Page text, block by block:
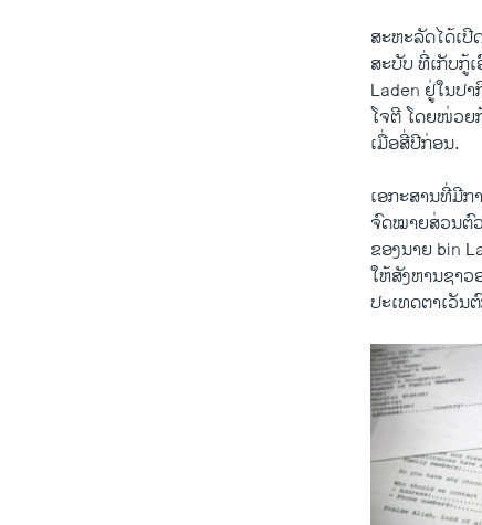
ສະຫະລັດ​ໄດ້​ເ
ສະບັບ ທີ່​ເກັບ​ກູ້​
Laden ຢູ່​ໃນ​ປ
ໂຈ​ຕີ ​ໂດຍ​ໜ່ວຍ
​ເມື່ອ​ສີ່​ປີ​ກ່ອນ.
ເອກະ​ສານ​ທີ່ມີ
ຈົດໝາຍ​ສ່ວນ​ຕົ
ຂອງ​ນາຍ bin
ໃຫ້​ສັງຫານຊາວ​
ປະ​ເທດ​ຕາ​ເວັນ